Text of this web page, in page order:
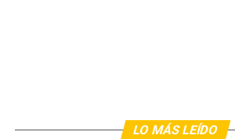
LO MÁS LEÍDO